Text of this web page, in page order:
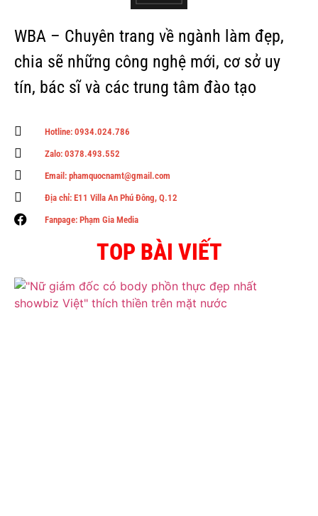
WBA – Chuyên trang về ngành làm đẹp,
chia sẽ những công nghệ mới, cơ sở uy
tín, bác sĩ và các trung tâm đào tạo
Hotline: 0934.024.786
Zalo: 0378.493.552
Email: phamquocnamt@gmail.com
Địa chỉ: E11 Villa An Phú Đông, Q.12
Fanpage: Phạm Gia Media
TOP BÀI VIẾT